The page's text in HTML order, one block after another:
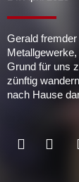
Gerald
Grund für uns
zünftig
nach Hause